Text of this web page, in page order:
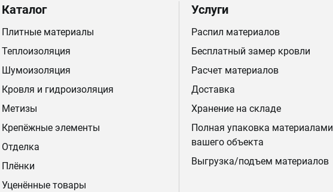
Каталог
Плитные материалы
Теплоизоляция
Шумоизоляция
Кровля и гидроизоляция
Метизы
Крепёжные элементы
Отделка
Плёнки
Уценённые товары
Услуги
Распил материалов
Бесплатный замер кровли
Расчет материалов
Доставка
Хранение на складе
Полная упаковка материалами
вашего объекта
Выгрузка/подъем материалов